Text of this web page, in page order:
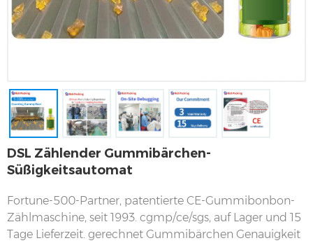
DSL Zählender Gummibärchen-
Süßigkeitsautomat
Fortune-500-Partner, patentierte CE-Gummibonbon-
Zählmaschine, seit 1993. cgmp/ce/sgs, auf Lager und 15
Tage Lieferzeit. gerechnet Gummibärchen Genauigkeit